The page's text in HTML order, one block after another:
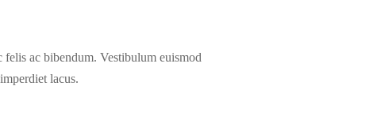
ac bibendum. Vestibulum euismod
lacus.